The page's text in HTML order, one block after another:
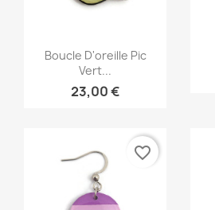
Aperçu rapide
Boucle D'oreille Pic
Vert...
23,00 €
favorite_border